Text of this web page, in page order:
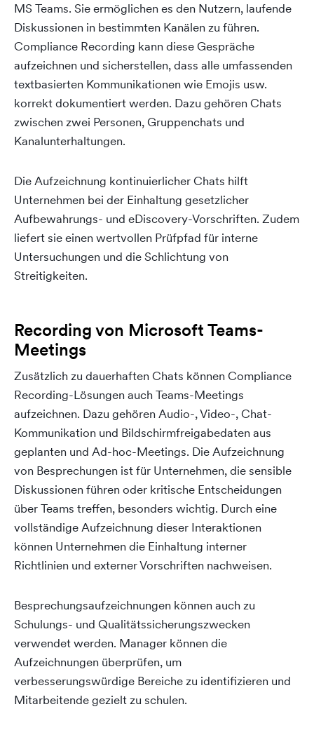
MS Teams. Sie ermöglichen es den Nutzern, laufende
Diskussionen in bestimmten Kanälen zu führen.
Compliance Recording kann diese Gespräche
aufzeichnen und sicherstellen, dass alle umfassenden
textbasierten Kommunikationen wie Emojis usw.
korrekt dokumentiert werden. Dazu gehören Chats
zwischen zwei Personen, Gruppenchats und
Kanalunterhaltungen.
Die Aufzeichnung kontinuierlicher Chats hilft
Unternehmen bei der Einhaltung gesetzlicher
Aufbewahrungs- und eDiscovery-Vorschriften. Zudem
liefert sie einen wertvollen Prüfpfad für interne
Untersuchungen und die Schlichtung von
Streitigkeiten.
Recording von Microsoft Teams-
Meetings
Zusätzlich zu dauerhaften Chats können Compliance
Recording-Lösungen auch Teams-Meetings
aufzeichnen. Dazu gehören Audio-, Video-, Chat-
Kommunikation und Bildschirmfreigabedaten aus
geplanten und Ad-hoc-Meetings. Die Aufzeichnung
von Besprechungen ist für Unternehmen, die sensible
Diskussionen führen oder kritische Entscheidungen
über Teams treffen, besonders wichtig. Durch eine
vollständige Aufzeichnung dieser Interaktionen
können Unternehmen die Einhaltung interner
Richtlinien und externer Vorschriften nachweisen.
Besprechungsaufzeichnungen können auch zu
Schulungs- und Qualitätssicherungszwecken
verwendet werden. Manager können die
Aufzeichnungen überprüfen, um
verbesserungswürdige Bereiche zu identifizieren und
Mitarbeitende gezielt zu schulen.